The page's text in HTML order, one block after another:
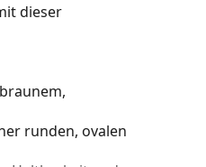
dieser
runden, ovalen